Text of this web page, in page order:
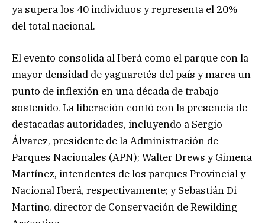
ya supera los 40 individuos y representa el 20%
del total nacional.
El evento consolida al Iberá como el parque con la
mayor densidad de yaguaretés del país y marca un
punto de inflexión en una década de trabajo
sostenido. La liberación contó con la presencia de
destacadas autoridades, incluyendo a Sergio
Álvarez, presidente de la Administración de
Parques Nacionales (APN); Walter Drews y Gimena
Martínez, intendentes de los parques Provincial y
Nacional Iberá, respectivamente; y Sebastián Di
Martino, director de Conservación de Rewilding